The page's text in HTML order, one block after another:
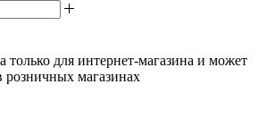
только для интернет-магазина и может
розничных магазинах